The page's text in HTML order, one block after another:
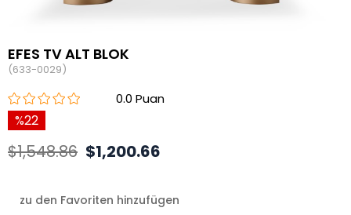
EFES TV ALT BLOK
(633-0029)
0.0
22
$1,548.86 $1,200.66
zu den Favoriten hinzufügen